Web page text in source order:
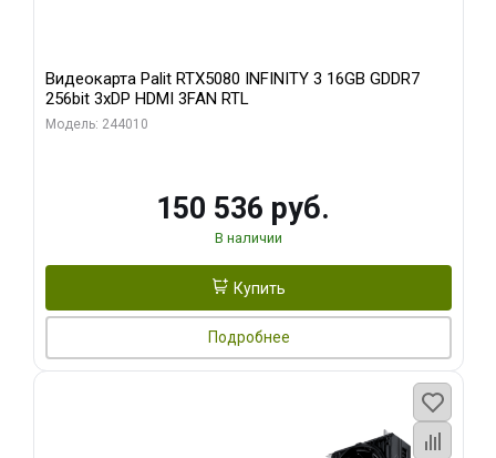
Видеокарта Palit RTX5080 INFINITY 3 16GB GDDR7
256bit 3xDP HDMI 3FAN RTL
Модель: 244010
150 536 руб.
В наличии
Купить
Подробнее